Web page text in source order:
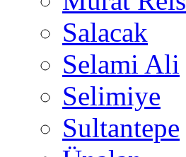
Salacak
Selami Ali
Selimiye
Sultantepe